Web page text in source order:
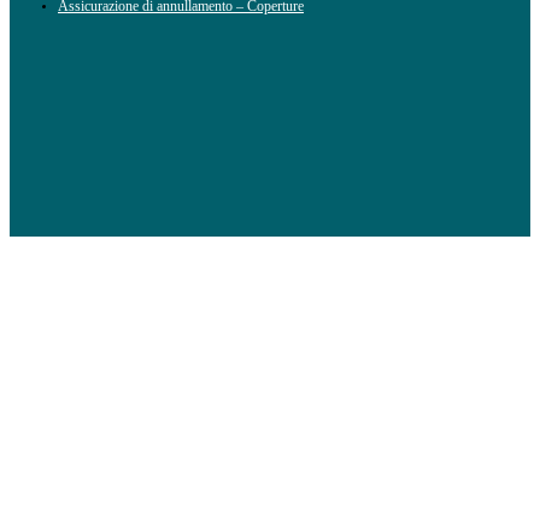
Assicurazione di annullamento – Coperture